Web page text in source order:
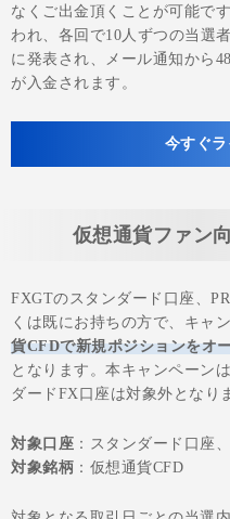
なくご出金頂くことが可能で
われ、各回で10人ずつの当選
に発表され、メール通知から
が入金されます。
今すぐ
仮想通貨ファン
FXGTのスタンダード口座、
くは既にお持ちの方で、キャ
貨CFDで新規ポジションをオ
となります。本キャンペーン
ダードFX口座は対象外となり
対象口座 ：スタンダード口座
対象銘柄 ：仮想通貨CFD